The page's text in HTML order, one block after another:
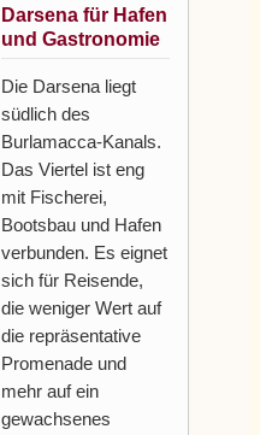
Darsena für Hafen
und Gastronomie
Die Darsena liegt
südlich des
Burlamacca-Kanals.
Das Viertel ist eng
mit Fischerei,
Bootsbau und Hafen
verbunden. Es eignet
sich für Reisende,
die weniger Wert auf
die repräsentative
Promenade und
mehr auf ein
gewachsenes